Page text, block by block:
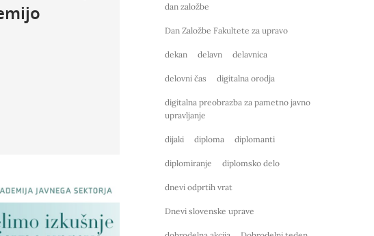
dan založbe
Dan Založbe Fakultete za upravo
dekan delavn delavnica
delovni čas digitalna orodja
digitalna preobrazba za pametno javno
upravljanje
dijaki diploma diplomanti
diplomiranje diplomsko delo
dnevi odprtih vrat
Dnevi slovenske uprave